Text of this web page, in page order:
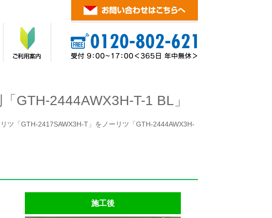
GTH-2444AWX3H-T-1 BL」
ツ「GTH-2417SAWX3H-T」をノーリツ「GTH-2444AWX3H-
施工後